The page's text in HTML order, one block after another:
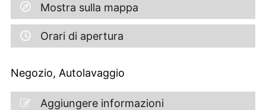
Mostra sulla mappa
Orari di apertura
Negozio, Autolavaggio
Aggiungere informazioni